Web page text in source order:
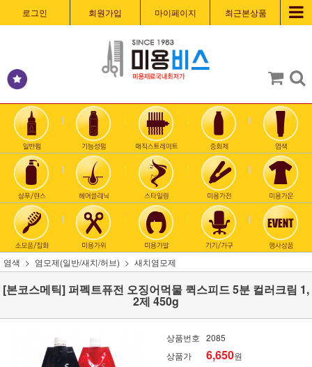
로그인 회원가입 마이페이지 최근본상품
염색 염모제(일반/새치/허브) 새치염모제
[본코스메틱] 퍼펙트퓨전 오징어먹물 퀵스피드 5분 컬러크림 1,
2제 450g
상품번호 2085
상품가
6,650원